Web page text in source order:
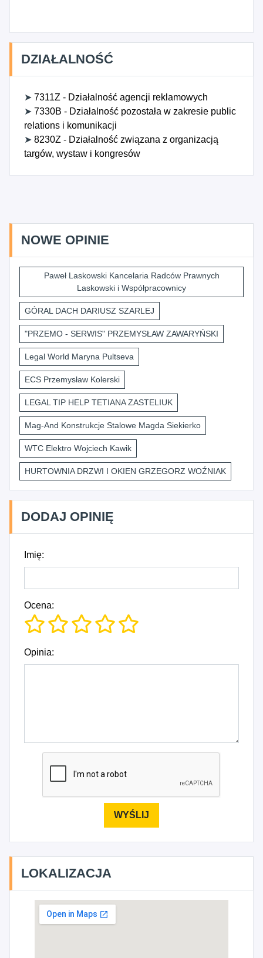
DZIAŁALNOŚĆ
➤ 7311Z - Działalność agencji reklamowych
➤ 7330B - Działalność pozostała w zakresie public
relations i komunikacji
➤ 8230Z - Działalność związana z organizacją
targów, wystaw i kongresów
NOWE OPINIE
Paweł Laskowski Kancelaria Radców Prawnych
Laskowski i Współpracownicy
GÓRAL DACH DARIUSZ SZARLEJ
"PRZEMO - SERWIS" PRZEMYSŁAW ZAWARYŃSKI
Legal World Maryna Pultseva
ECS Przemysław Kolerski
LEGAL TIP HELP TETIANA ZASTELIUK
Mag-And Konstrukcje Stalowe Magda Siekierko
WTC Elektro Wojciech Kawik
HURTOWNIA DRZWI I OKIEN GRZEGORZ WOŹNIAK
DODAJ OPINIĘ
Imię:
Ocena:
Opinia:
LOKALIZACJA